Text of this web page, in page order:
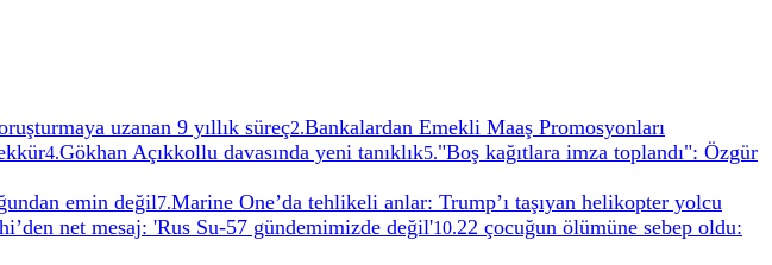
uzanan 9 yıllık süreç2.Bankalardan Emekli Maaş Promosyonları
4.Gökhan Açıkkollu davasında yeni tanıklık5."Boş kağıtlara imza toplandı": Özgür
emin değil7.Marine One’da tehlikeli anlar: Trump’ı taşıyan helikopter yolcu
net mesaj: 'Rus Su-57 gündemimizde değil'10.22 çocuğun ölümüne sebep oldu: